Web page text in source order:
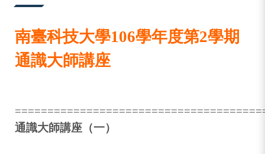
南臺科技大學106學年度第2學期
通識大師講座
通識大師講座（一）